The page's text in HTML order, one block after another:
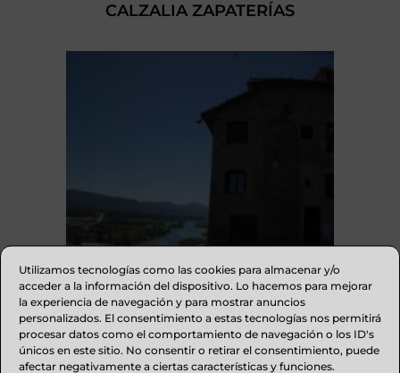
Utilizamos tecnologías como las cookies para almacenar y/o
acceder a la información del dispositivo. Lo hacemos para mejorar
la experiencia de navegación y para mostrar anuncios
personalizados. El consentimiento a estas tecnologías nos permitirá
procesar datos como el comportamiento de navegación o los ID's
únicos en este sitio. No consentir o retirar el consentimiento, puede
afectar negativamente a ciertas características y funciones.
CALZALIA ZAPATERÍAS
APARTAMENTOS EL MIRADOR DE
AINSA